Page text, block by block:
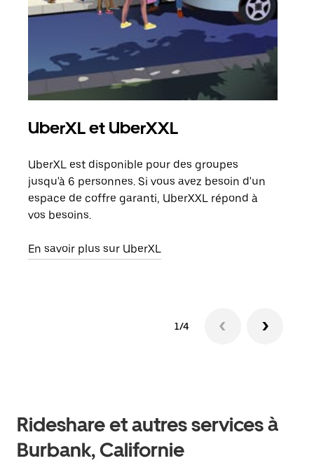
UberXL et UberXXL
UberXL est disponible pour des groupes
jusqu'à 6 personnes. Si vous avez besoin d'un
espace de coffre garanti, UberXXL répond à
vos besoins.
En savoir plus sur UberXL
1/4
Rideshare et autres services à
Burbank, Californie